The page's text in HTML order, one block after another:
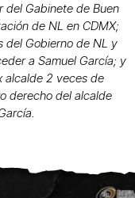
del Gabinete de Buen
de NL en CDMX;
del Gobierno de NL y
a Samuel García; y
alcalde 2 veces de
derecho del alcalde